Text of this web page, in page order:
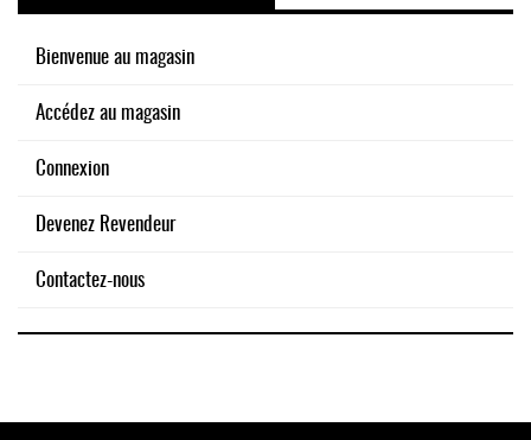
Bienvenue au magasin
Accédez au magasin
Connexion
Devenez Revendeur
Contactez-nous